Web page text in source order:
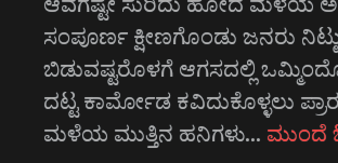
ಸಂಪೂರ್ಣ ಕ್ಷೀಣಗೊಂಡು ಜನರು
ಬಿಡುವಷ್ಟರೊಳಗೆ ಆಗಸದಲ್ಲಿ
ದಟ್ಟ ಕಾರ್ಮೋಡ ಕವಿದುಕೊಳ್ಳಲು
ಮಳೆಯ ಮುತ್ತಿನ ಹನಿಗಳು… ಮುಂದೆ